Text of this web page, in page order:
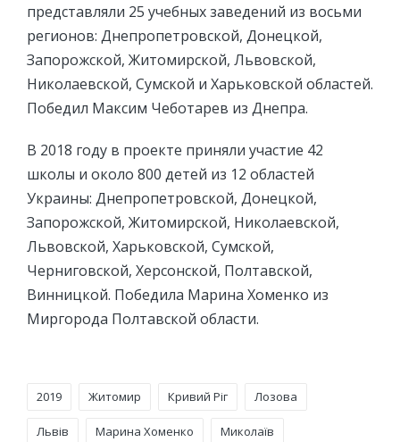
представляли 25 учебных заведений из восьми
регионов: Днепропетровской, Донецкой,
Запорожской, Житомирской, Львовской,
Николаевской, Сумской и Харьковской областей.
Победил Максим Чеботарев из Днепра.
В 2018 году в проекте приняли участие 42
школы и около 800 детей из 12 областей
Украины: Днепропетровской, Донецкой,
Запорожской, Житомирской, Николаевской,
Львовской, Харьковской, Сумской,
Черниговской, Херсонской, Полтавской,
Винницкой. Победила Марина Хоменко из
Миргорода Полтавской области.
2019 Житомир Кривий Ріг Лозова
Львів Марина Хоменко Миколаїв